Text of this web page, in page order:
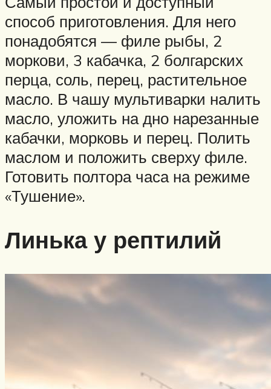
способ приготовления. Для него
понадобятся — филе рыбы, 2
моркови, 3 кабачка, 2 болгарских
перца, соль, перец, растительное
масло. В чашу мультиварки налить
масло, уложить на дно нарезанные
кабачки, морковь и перец. Полить
маслом и положить сверху филе.
Готовить полтора часа на режиме
«Тушение».
Линька у рептилий